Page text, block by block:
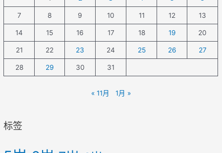
7 8 9 10 11 12 13
14 15 16 17 18 19 20
21 22 23 24 25 26 27
28 29 30 31
« 11月 1月 »
标签